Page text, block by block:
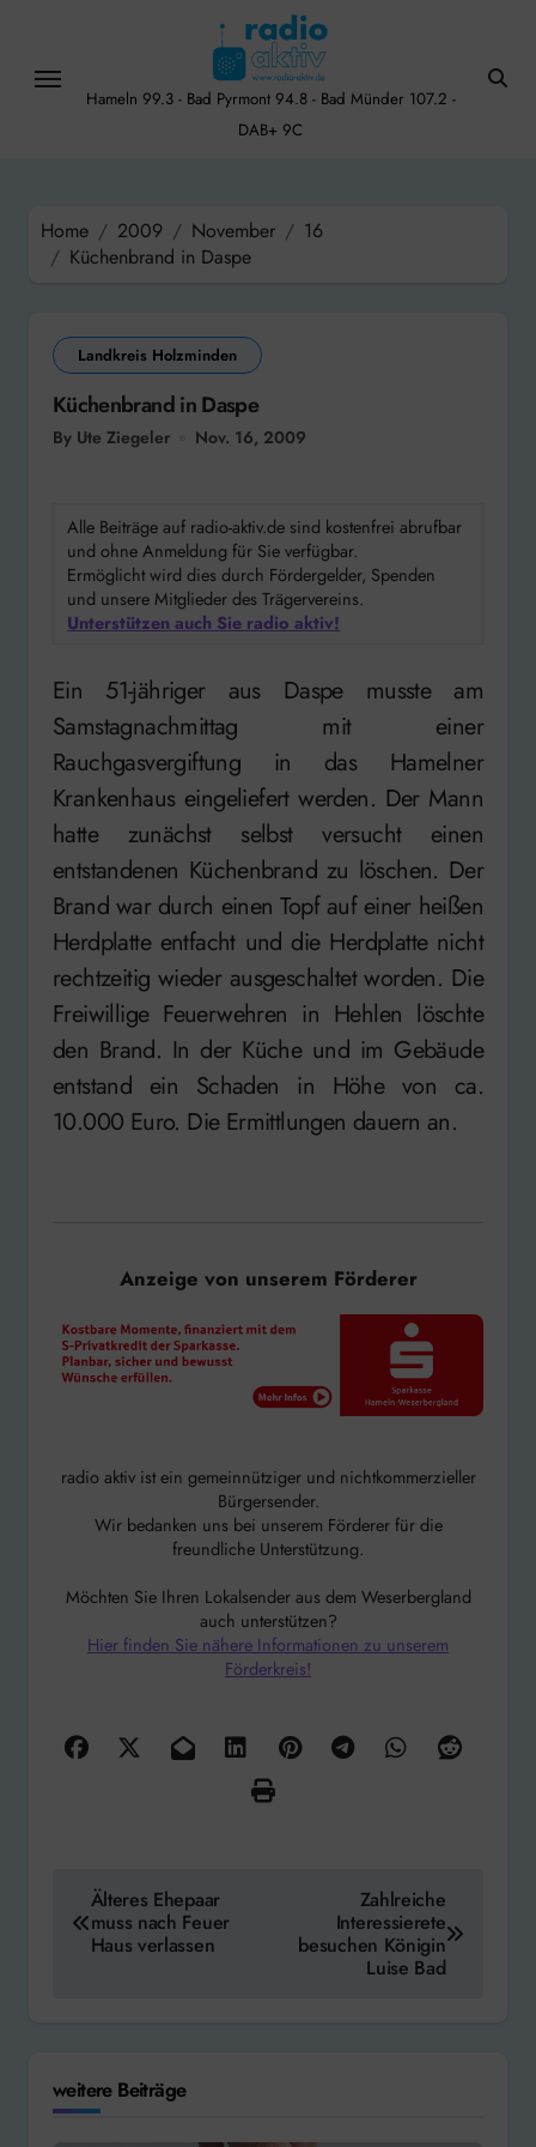
content
Hameln 99.3 - Bad Pyrmont 94.8 - Bad Münder 107.2 -
DAB+ 9C
Home 2009 November
16
Küchenbrand in Daspe
Landkreis Holzminden
Küchenbrand in Daspe
By Ute Ziegeler Nov. 16, 2009
Alle Beiträge auf radio-aktiv.de sind kostenfrei abrufbar
und ohne Anmeldung für Sie verfügbar.
Ermöglicht wird dies durch Fördergelder, Spenden
und unsere Mitglieder des Trägervereins.
Unterstützen auch Sie radio aktiv!
Ein 51-jähriger aus Daspe musste am
Samstagnachmittag mit einer
Rauchgasvergiftung in das Hamelner
Krankenhaus eingeliefert werden. Der Mann
hatte zunächst selbst versucht einen
entstandenen Küchenbrand zu löschen. Der
Brand war durch einen Topf auf einer heißen
Herdplatte entfacht und die Herdplatte nicht
rechtzeitig wieder ausgeschaltet worden. Die
Freiwillige Feuerwehren in Hehlen löschte
den Brand. In der Küche und im Gebäude
entstand ein Schaden in Höhe von ca.
10.000 Euro. Die Ermittlungen dauern an.
Anzeige von unserem Förderer
radio aktiv ist ein gemeinnütziger und nichtkommerzieller
Bürgersender.
Wir bedanken uns bei unserem Förderer für die
freundliche Unterstützung.
Möchten Sie Ihren Lokalsender aus dem Weserbergland
auch unterstützen?
Hier finden Sie nähere Informationen zu unserem
Förderkreis!
Beitragsnavigation
Älteres Ehepaar
muss nach Feuer
Haus verlassen
Zahlreiche
Interessierete
besuchen Königin
Luise Bad
weitere Beiträge